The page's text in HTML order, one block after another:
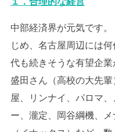
中部経済界が元気です
じめ、名古屋周辺には
代も続きそうな有望企
盛田さん（高校の大先
屋、リンナイ、パロマ
ー、瀧定、岡谷綱機、